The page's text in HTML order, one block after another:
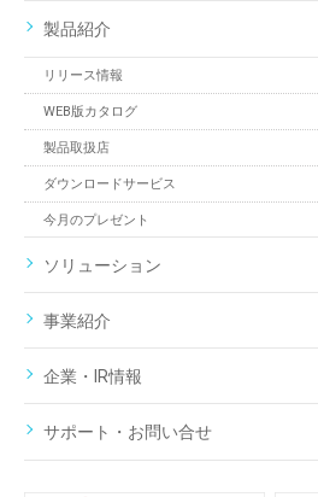
製品紹介
リリース情報
WEB版カタログ
製品取扱店
ダウンロードサービス
今月のプレゼント
ソリューション
事業紹介
企業・IR情報
サポート・お問い合せ